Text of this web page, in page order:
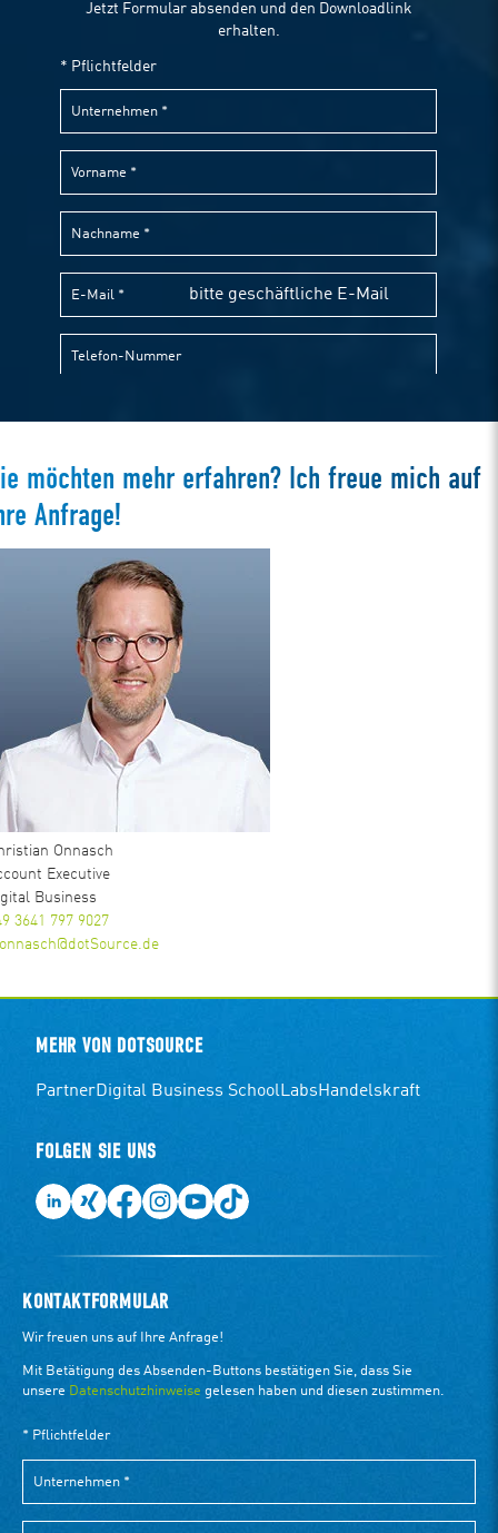
möchten mehr erfahren? Ich freue mich auf
Anfrage!
Onnasch
Executive
Business
3641 797 9027
MEHR VON DOTSOURCE
PartnerDigital Business SchoolLabsHandelskraft
FOLGEN SIE UNS
KONTAKTFORMULAR